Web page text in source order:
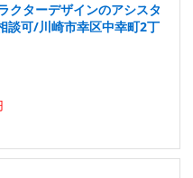
クターデザインのアシスタ
談可/川崎市幸区中幸町2丁